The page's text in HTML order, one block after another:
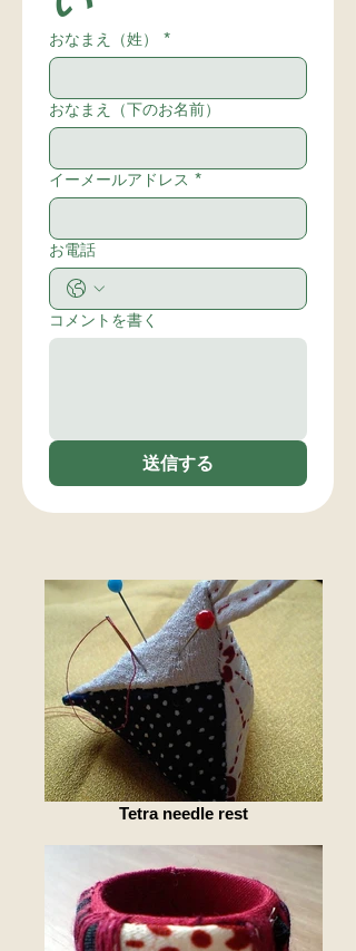
おなまえ（姓） *
おなまえ（下のお名前）
イーメールアドレス *
お電話
コメントを書く
送信する
Tetra needle rest